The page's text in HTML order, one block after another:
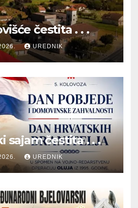
čestita . . .
UREDNIK
sajam čestita . . .
UREDNIK